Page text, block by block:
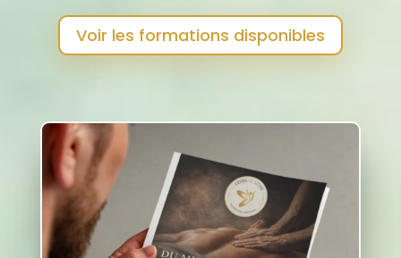
Voir les formations disponibles